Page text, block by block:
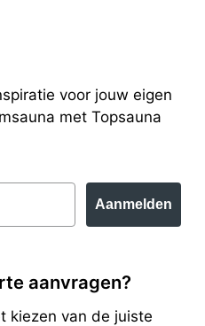
voor jouw eigen
met Topsauna
Aanmelden
aanvragen?
kiezen van de juiste